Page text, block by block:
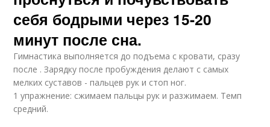
себя бодрыми через 15-20
минут после сна.
Гимнастика выполняется до подъема с кровати, сразу
после . Зарядку после пробуждения делают с самых
мелких суставов - пальцев рук и стоп ног.
1 упражнение: сжимаем пальцы рук и разжимаем. Темп
средний.